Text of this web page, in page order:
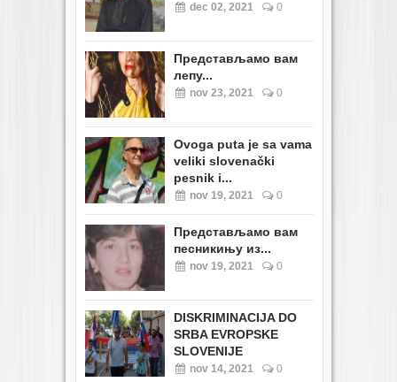
dec 02, 2021 0
Представљамо вам
лепу...
nov 23, 2021 0
Ovoga puta je sa vama
veliki slovenački
pesnik i...
nov 19, 2021 0
Представљамо вам
песникињу из...
nov 19, 2021 0
DISKRIMINACIJA DO
SRBA EVROPSKE
SLOVENIJE
nov 14, 2021 0